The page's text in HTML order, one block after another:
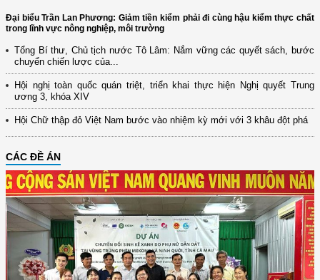
Đại biểu Trần Lan Phương: Giảm tiền kiểm phải đi cùng hậu kiểm thực chất
trong lĩnh vực nông nghiệp, môi trường
Tổng Bí thư, Chủ tịch nước Tô Lâm: Nắm vững các quyết sách, bước
chuyển chiến lược của...
Hội nghị toàn quốc quán triệt, triển khai thực hiện Nghị quyết Trung
ương 3, khóa XIV
Hội Chữ thập đỏ Việt Nam bước vào nhiệm kỳ mới với 3 khâu đột phá
CÁC ĐỀ ÁN